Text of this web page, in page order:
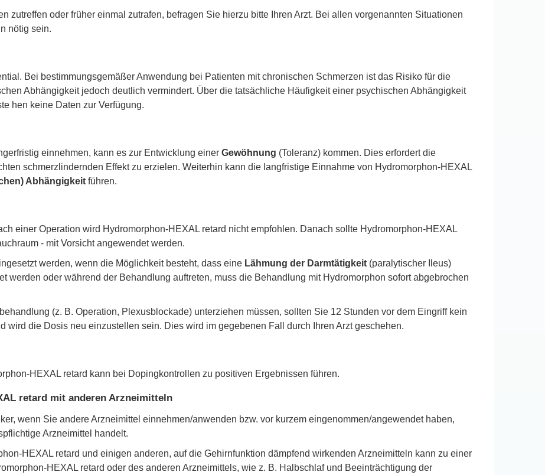
zutreffen oder früher einmal zutrafen, befragen Sie hierzu bitte Ihren Arzt. Bei allen vorgenannten Situationen
nötig sein.
Bei bestimmungsgemäßer Anwendung bei Patienten mit chronischen Schmerzen ist das Risiko für die
Abhängigkeit jedoch deutlich vermindert. Über die tatsächliche Häufigkeit einer psychischen Abhängigkeit
hen keine Daten zur Verfügung.
einnehmen, kann es zur Entwicklung einer Gewöhnung (Toleranz) kommen. Dies erfordert die
schmerzlindernden Effekt zu erzielen. Weiterhin kann die langfristige Einnahme von Hydromorphon-HEXAL
Abhängigkeit führen.
einer Operation wird Hydromorphon-HEXAL retard nicht empfohlen. Danach sollte Hydromorphon-HEXAL
- mit Vorsicht angewendet werden.
werden, wenn die Möglichkeit besteht, dass eine Lähmung der Darmtätigkeit (paralytischer Ileus)
werden oder während der Behandlung auftreten, muss die Behandlung mit Hydromorphon sofort abgebrochen
(z. B. Operation, Plexusblockade) unterziehen müssen, sollten Sie 12 Stunden vor dem Eingriff kein
wird die Dosis neu einzustellen sein. Dies wird im gegebenen Fall durch Ihren Arzt geschehen.
HEXAL retard kann bei Dopingkontrollen zu positiven Ergebnissen führen.
retard mit anderen Arzneimitteln
wenn Sie andere Arzneimittel einnehmen/anwenden bzw. vor kurzem eingenommen/angewendet haben,
Arzneimittel handelt.
HEXAL retard und einigen anderen, auf die Gehirnfunktion dämpfend wirkenden Arzneimitteln kann zu einer
HEXAL retard oder des anderen Arzneimittels, wie z. B. Halbschlaf und Beeinträchtigung der